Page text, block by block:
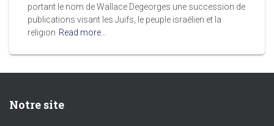
portant le nom de Wallace Degeorges une succession de
publications visant les Juifs, le peuple israélien et la
religion Read more…
Notre site